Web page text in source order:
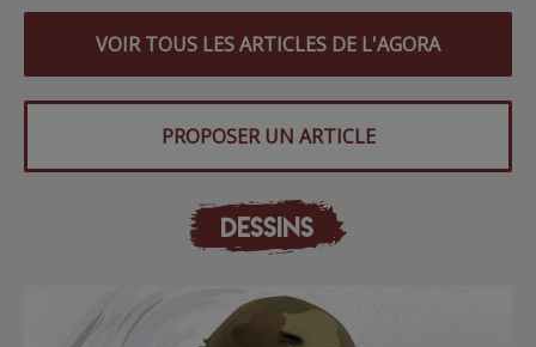
VOIR TOUS LES ARTICLES DE L'AGORA
PROPOSER UN ARTICLE
DESSINS